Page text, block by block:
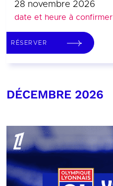
28 novembre 2026
date et heure à confirmer
RÉSERVER
DÉCEMBRE 2026